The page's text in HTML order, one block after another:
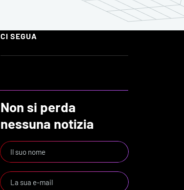
CI SEGUA
Non si perda
nessuna notizia